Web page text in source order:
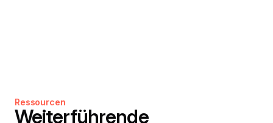
Ressourcen
Weiterführende